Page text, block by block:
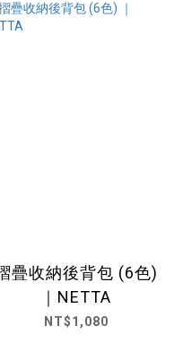
疊收納後背包 (6色)
｜NETTA
NT$1,080